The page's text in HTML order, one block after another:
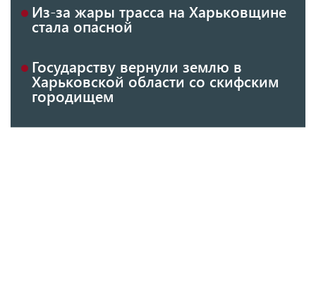
Из-за жары трасса на Харьковщине
стала опасной
Государству вернули землю в
Харьковской области со скифским
городищем